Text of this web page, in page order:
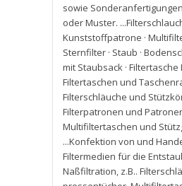
sowie
oder Muster.
Kunststoffpatrone ·
Sternfilter · Staub ·
mit Staubsack · Filtertasche
Filtertaschen und
Filterschläuche und
Filterpatronen und
Multifiltertaschen und
...Konfektion von und
Filtermedien für die
Naßfiltration, z.B..